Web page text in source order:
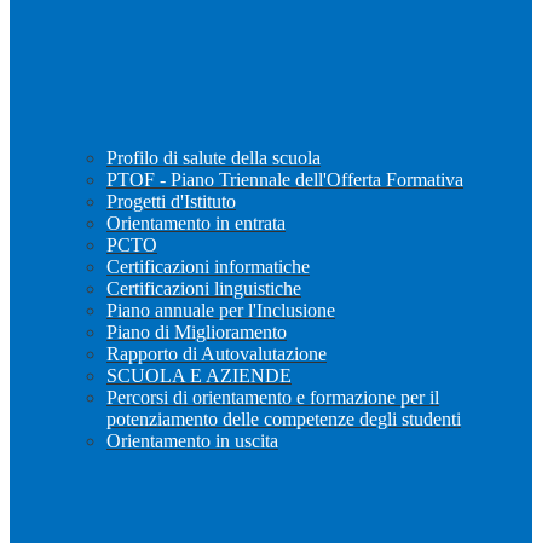
Profilo di salute della scuola
PTOF - Piano Triennale dell'Offerta Formativa
Progetti d'Istituto
Orientamento in entrata
PCTO
Certificazioni informatiche
Certificazioni linguistiche
Piano annuale per l'Inclusione
Piano di Miglioramento
Rapporto di Autovalutazione
SCUOLA E AZIENDE
Percorsi di orientamento e formazione per il
potenziamento delle competenze degli studenti
Orientamento in uscita